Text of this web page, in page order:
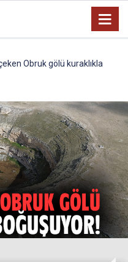
Obruk gölü kuraklıkla